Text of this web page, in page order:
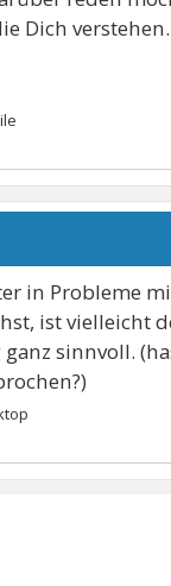
Dich verstehen.
in Probleme
ist vielleicht
sinnvoll.